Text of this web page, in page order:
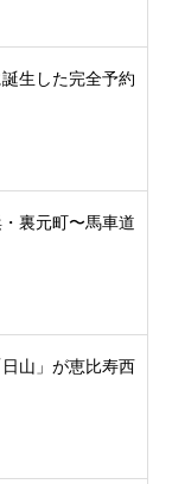
生した完全予約
裏元町〜馬車道
日山」が恵比寿西